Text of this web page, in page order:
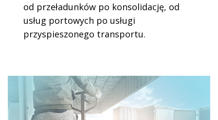
od przeładunków po konsolidację, od
usług portowych po usługi
przyspieszonego transportu.